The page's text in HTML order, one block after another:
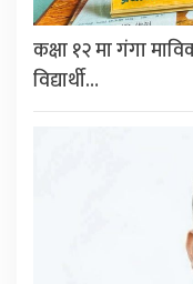
कक्षा १२ मा गंगा
विद्यार्थी…